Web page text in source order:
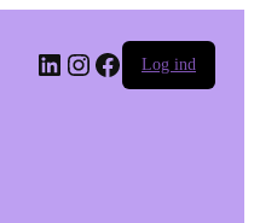
LinkedIn
Instagram
Facebook
Log ind